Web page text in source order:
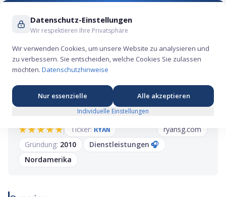
Suche ...
Ryan Specialty Group IPO: Der Spezialist für
komplexe Versicherungsrisiken
★★★★★ Ticker: RYAN
ryansg.com
Gründung: 2010 Dienstleistungen 🎧
Nordamerika
Datenschutz-Einstellungen
Wir respektieren Ihre Privatsphäre
Wir verwenden Cookies, um unsere Website zu analysieren und
zu verbessern. Sie entscheiden, welche Cookies Sie zulassen
möchten. Datenschutzhinweise
Nur essenzielle Alle akzeptieren
Individuelle Einstellungen